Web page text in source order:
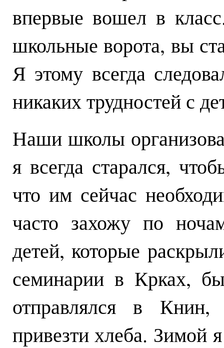
впервые вошел в
школьные ворота, вы
Я этому всегда
никаких трудностей с
Наши школы
я всегда старался,
что им сейчас
часто захожу по
детей, которые
семинарии в Крках,
отправлялся в Книн,
привезти хлеба. Зимой